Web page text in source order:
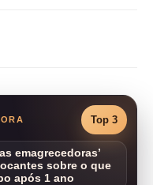
Top 3
emagrecedoras’
sobre o que
após 1 ano